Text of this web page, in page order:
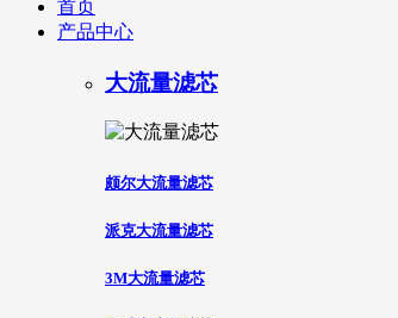
首页
产品中心
大流量滤芯
颇尔大流量滤芯
派克大流量滤芯
3M大流量滤芯